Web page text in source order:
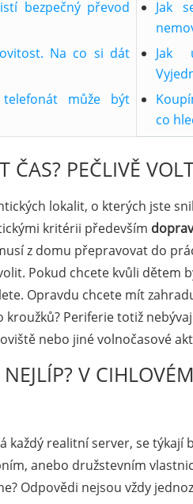
bezpečný převod
Na co si dát
může být
Jak
Jak
co
ČAS? PEČLIVĚ
lokalit, o kterých jste
kritérii především
z domu přepravovat do
Pokud chcete kvůli dětem
Opravdu chcete mít
kroužků? Periferie totiž
nebo jiné volnočasové
V
každý realitní server, se
anebo družstevním
Odpovědi nejsou vždy